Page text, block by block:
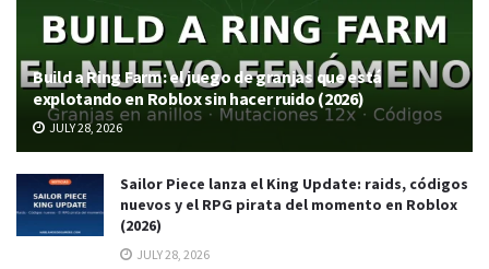
Build a Ring Farm: el juego de granjas que está
explotando en Roblox sin hacer ruido (2026)
JULY 28, 2026
Sailor Piece lanza el King Update: raids, códigos
nuevos y el RPG pirata del momento en Roblox
(2026)
JULY 28, 2026